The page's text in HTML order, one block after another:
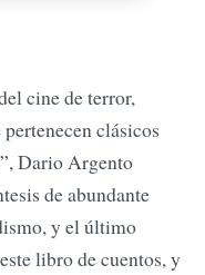
cine de terror,
clásicos
Dario Argento
de abundante
y el último
libro de cuentos, y